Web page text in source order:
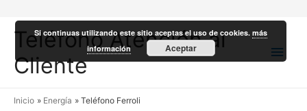
Teléfono Atención al
Cliente
Inicio Energía Teléfono Ferroli
Si continuas utilizando este sitio aceptas el uso de cookies.más
información
Aceptar